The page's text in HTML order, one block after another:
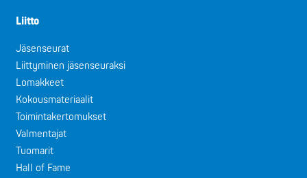
Liitto
Jäsenseurat
Liittyminen jäsenseuraksi
Lomakkeet
Kokousmateriaalit
Toimintakertomukset
Valmentajat
Tuomarit
Hall of Fame